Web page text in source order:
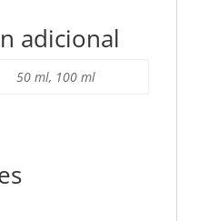
adicional
50 ml, 100 ml